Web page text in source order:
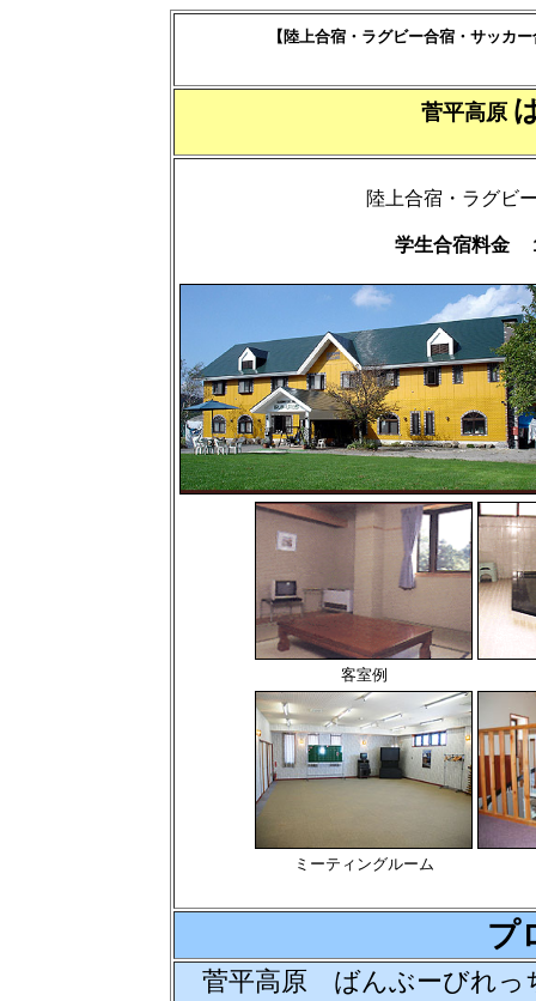
【陸上合宿・ラグビー合宿・サッカ
菅平高原
陸上合宿・ラグビ
学生合宿料金
客室例
ミーティングルーム
プ
菅平高原 ばんぶーびれっ